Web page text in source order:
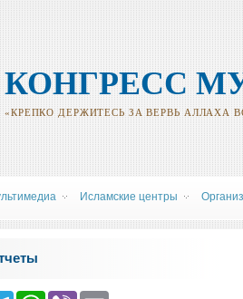
КОНГРЕСС
«КРЕПКО ДЕРЖИТЕСЬ ЗА ВЕРВЬ АЛЛАХА
Исламские центры